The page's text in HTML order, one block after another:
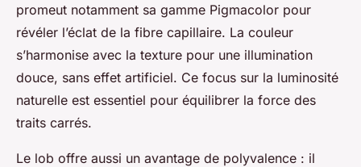
promeut notamment sa gamme Pigmacolor pour
révéler l’éclat de la fibre capillaire. La couleur
s’harmonise avec la texture pour une illumination
douce, sans effet artificiel. Ce focus sur la luminosité
naturelle est essentiel pour équilibrer la force des
traits carrés.
Le lob offre aussi un avantage de polyvalence : il